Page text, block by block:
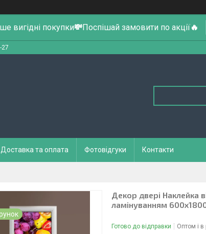
вигідні покупки💸Поспішай замовити по акції🔥
27
Доставка та оплата Фотовідгуки Контакти
Декор двері Наклейка
ламінуванням
Готово до відправки Оптом і в